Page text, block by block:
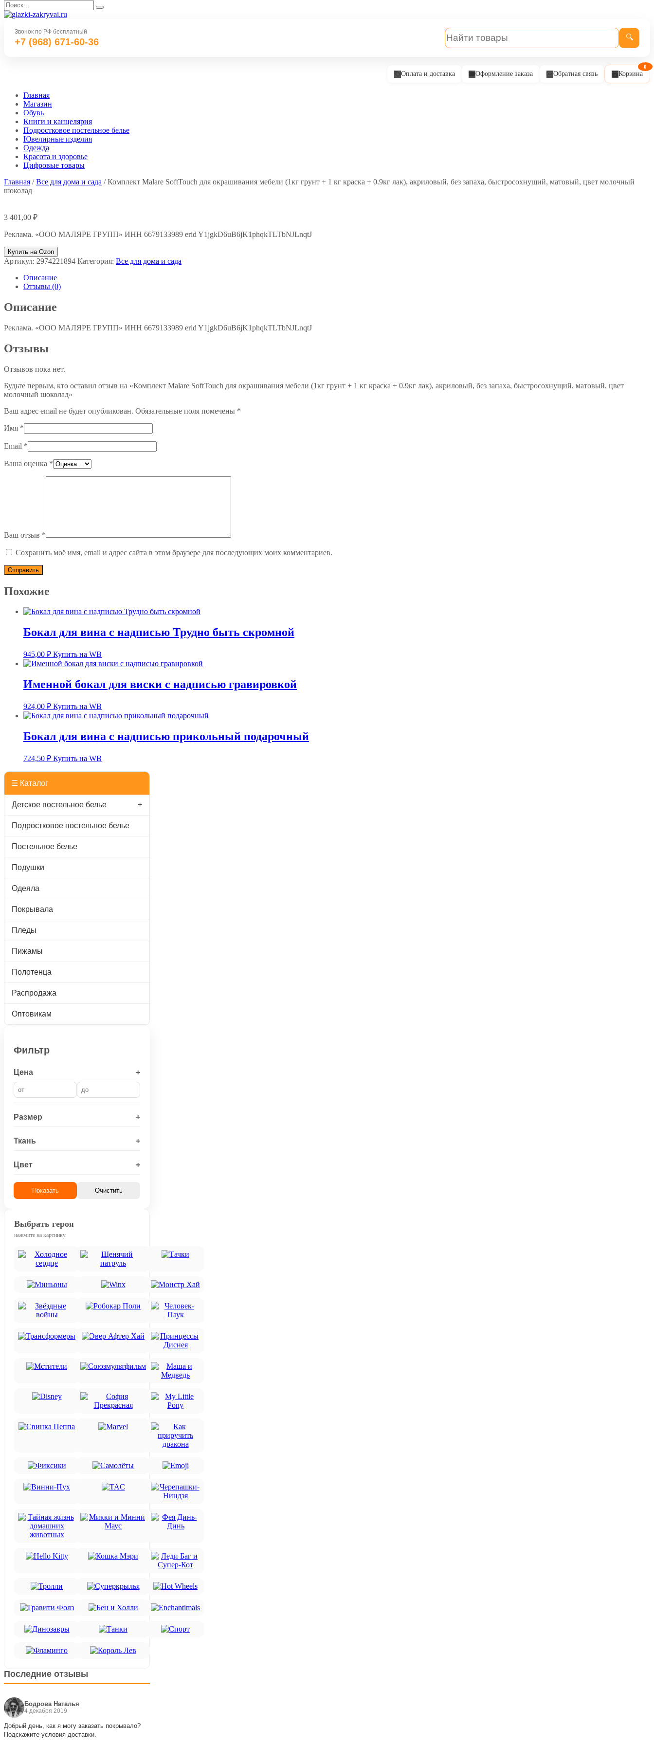
Перейти
к
содержанию
Search
for:
Звонок по РФ бесплатный
+7 (968) 671-60-36 🔍
Оплата и доставка Оформление заказа Обратная связь Корзина
0
Главная
Магазин
Обувь
Книги и канцелярия
Подростковое постельное белье
Ювелирные изделия
Одежда
Красота и здоровье
Цифровые товары
Главная /Все для дома и сада / Комплект Malare SoftTouch для окрашивания мебели (1кг грунт + 1 кг краска + 0.9кг лак), акриловый, без запаха, быстросохнущий, матовый, цвет молочный
шоколад
3 401,00 ₽
Реклама. «ООО МАЛЯРЕ ГРУПП» ИНН 6679133989 erid Y1jgkD6uB6jK1phqkTLTbNJLnqtJ
Купить на Ozon
Артикул: 2974221894 Категория: Все для дома и сада
Описание
Отзывы (0)
Описание
Реклама. «ООО МАЛЯРЕ ГРУПП» ИНН 6679133989 erid Y1jgkD6uB6jK1phqkTLTbNJLnqtJ
Отзывы
Отзывов пока нет.
Будьте первым, кто оставил отзыв на «Комплект Malare SoftTouch для окрашивания мебели (1кг грунт + 1 кг краска + 0.9кг лак), акриловый, без запаха, быстросохнущий, матовый, цвет
молочный шоколад»
Ваш адрес email не будет опубликован. Обязательные поля помечены *
Имя *
Email *
Ваша оценка *
Ваш отзыв *
Сохранить моё имя, email и адрес сайта в этом браузере для последующих моих комментариев.
Похожие
Бокал для вина с надписью Трудно быть скромной
945,00 ₽ Купить на WB
Именной бокал для виски с надписью гравировкой
924,00 ₽ Купить на WB
Бокал для вина с надписью прикольный подарочный
724,50 ₽ Купить на WB
☰ Каталог
Детское постельное белье +
Подростковое постельное белье
Постельное белье
Подушки
Одеяла
Покрывала
Пледы
Пижамы
Полотенца
Распродажа
Оптовикам
Фильтр
Цена +
Размер +
Ткань +
Цвет +
Показать Очистить
Выбрать героя
нажмите на картинку
Последние отзывы
Бодрова Наталья
4 декабря 2019
Добрый день, как я могу заказать покрывало?
Подскажите условия доставки.